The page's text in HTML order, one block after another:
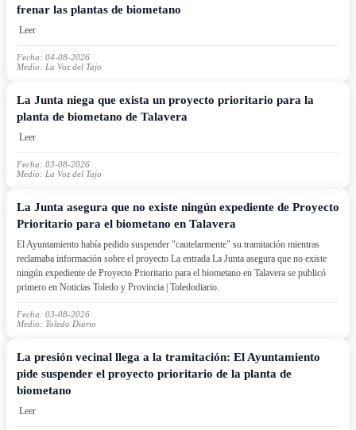
frenar las plantas de biometano
Leer
Fecha: 04-08-2026
Medio: La Voz del Tajo
La Junta niega que exista un proyecto prioritario para la
planta de biometano de Talavera
Leer
Fecha: 03-08-2026
Medio: La Voz del Tajo
La Junta asegura que no existe ningún expediente de Proyecto
Prioritario para el biometano en Talavera
El Ayuntamiento había pedido suspender "cautelarmente" su tramitación mientras
reclamaba información sobre el proyecto La entrada La Junta asegura que no existe
ningún expediente de Proyecto Prioritario para el biometano en Talavera se publicó
primero en Noticias Toledo y Provincia | Toledodiario.
Fecha: 03-08-2026
Medio: Toledo Diario
La presión vecinal llega a la tramitación: El Ayuntamiento
pide suspender el proyecto prioritario de la planta de
biometano
Leer